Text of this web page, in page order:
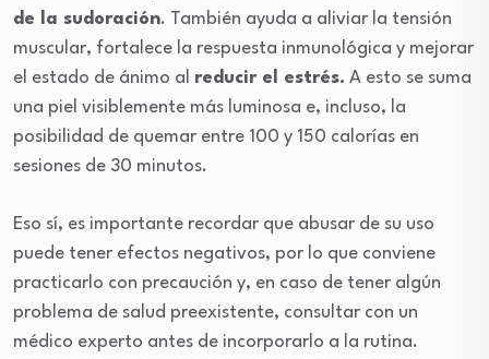
de la sudoración. También ayuda a aliviar la tensión
muscular, fortalece la respuesta inmunológica y mejorar
el estado de ánimo al reducir el estrés. A esto se suma
una piel visiblemente más luminosa e, incluso, la
posibilidad de quemar entre 100 y 150 calorías en
sesiones de 30 minutos.
Eso sí, es importante recordar que abusar de su uso
puede tener efectos negativos, por lo que conviene
practicarlo con precaución y, en caso de tener algún
problema de salud preexistente, consultar con un
médico experto antes de incorporarlo a la rutina.